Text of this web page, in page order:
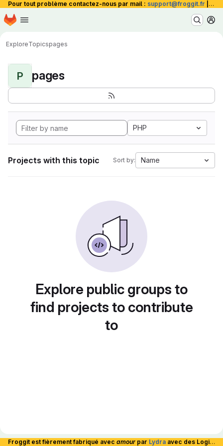
Pour tout problème contactez-nous par mail : support@froggit.fr La
Skip to main content
Homepage
ExploreTopicspages
P pages
PHP
Projects with this topic Sort by: Name
Explore public groups to
find projects to contribute
to
Froggit est fièrement fabriqué avec amour par Lydra avec des Logiciels Libres et hébergé en